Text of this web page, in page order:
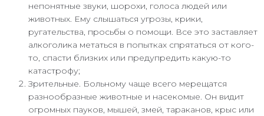
непонятные звуки, шорохи, голоса людей или
животных. Ему слышаться угрозы, крики,
ругательства, просьбы о помощи. Все это заставляет
алкоголика метаться в попытках спрятаться от кого-
то, спасти близких или предупредить какую-то
катастрофу;
Зрительные. Больному чаще всего мерещатся
разнообразные животные и насекомые. Он видит
огромных пауков, мышей, змей, тараканов, крыс или